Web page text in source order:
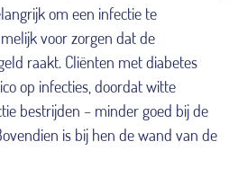
om een infectie te
voor zorgen dat de
raakt. Cliënten met diabetes
op infecties, doordat witte
bestrijden – minder goed bij de
is bij hen de wand van de